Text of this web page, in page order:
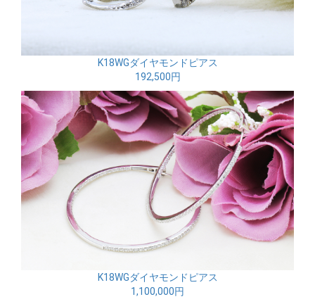
K18WGダイヤモンドピアス
192,500円
K18WGダイヤモンドピアス
1,100,000円